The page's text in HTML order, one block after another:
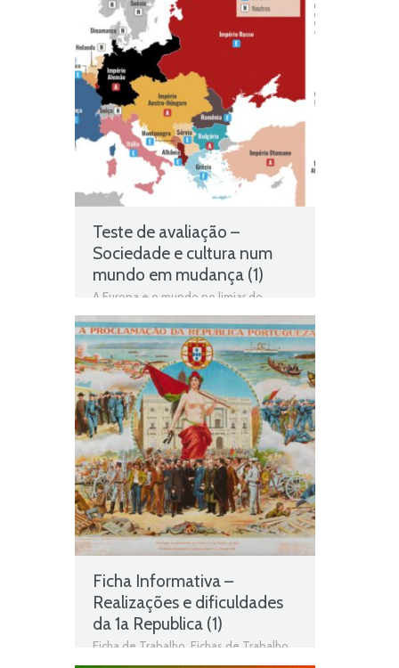
Jogo de história,Teste de Avaliação
Teste de avaliação –
Sociedade e cultura num
mundo em mudança (1)
A Europa e o mundo no limiar do
transformações do após-guerra,As
transformações económicas do pós-
guerra,As transformações geopolíticas
do pós-guerra,As transformações
socioculturais do pós-guerra
,Ficha de
Trabalho,Fichas de Trabalho de
História,Fichas informativas ,História,
História 9º Ano,Loucos anos 20, nas
artes e na literatura, Sociedade e
Cultura num mundo em mudança,
Teste de Avaliação,Transformações
na sociedade e na cultura
Transformações nas ciências
Ficha Informativa –
Realizações e dificuldades
da 1a Republica (1)
Ficha de Trabalho Fichas de Trabalho